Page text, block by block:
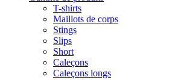
T-shirts
Maillots de corps
Stings
Slips
Short
Caleçons
Caleçons longs